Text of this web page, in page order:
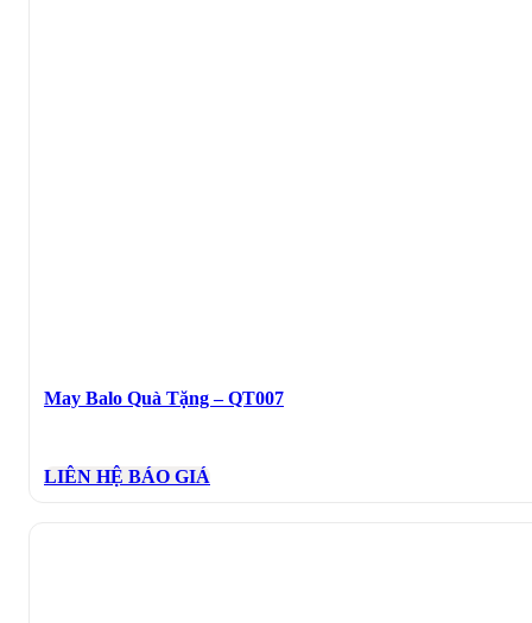
May Balo Quà Tặng – QT007
LIÊN HỆ BÁO GIÁ